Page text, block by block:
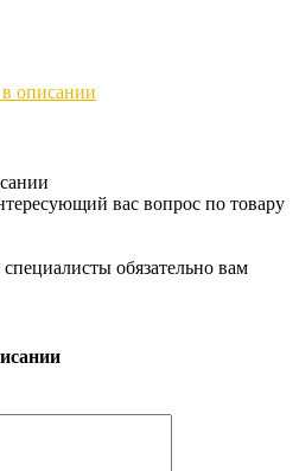
описании
вас вопрос по товару
обязательно вам